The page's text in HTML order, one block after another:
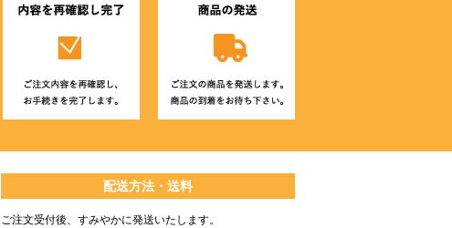
配送方法・送料
ご注文受付後、すみやかに発送いたします。